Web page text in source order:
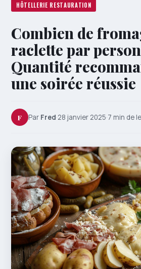
HÔTELLERIE RESTAURATION
Combien de
raclette par
Quantité
une soirée réussie
F Par Fred·28 janvier 2025·7 min de